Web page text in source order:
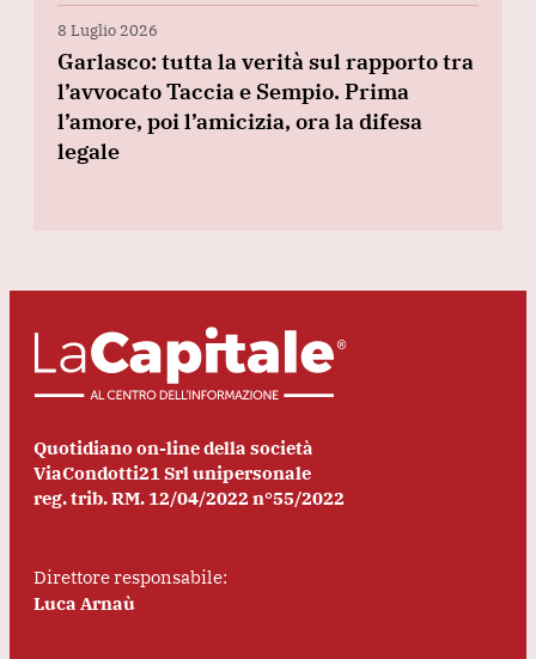
8 Luglio 2026
Garlasco: tutta la verità sul rapporto tra
l’avvocato Taccia e Sempio. Prima
l’amore, poi l’amicizia, ora la difesa
legale
Quotidiano on-line della società
ViaCondotti21 Srl unipersonale
reg. trib. RM. 12/04/2022 n°55/2022
Direttore responsabile:
Luca Arnaù